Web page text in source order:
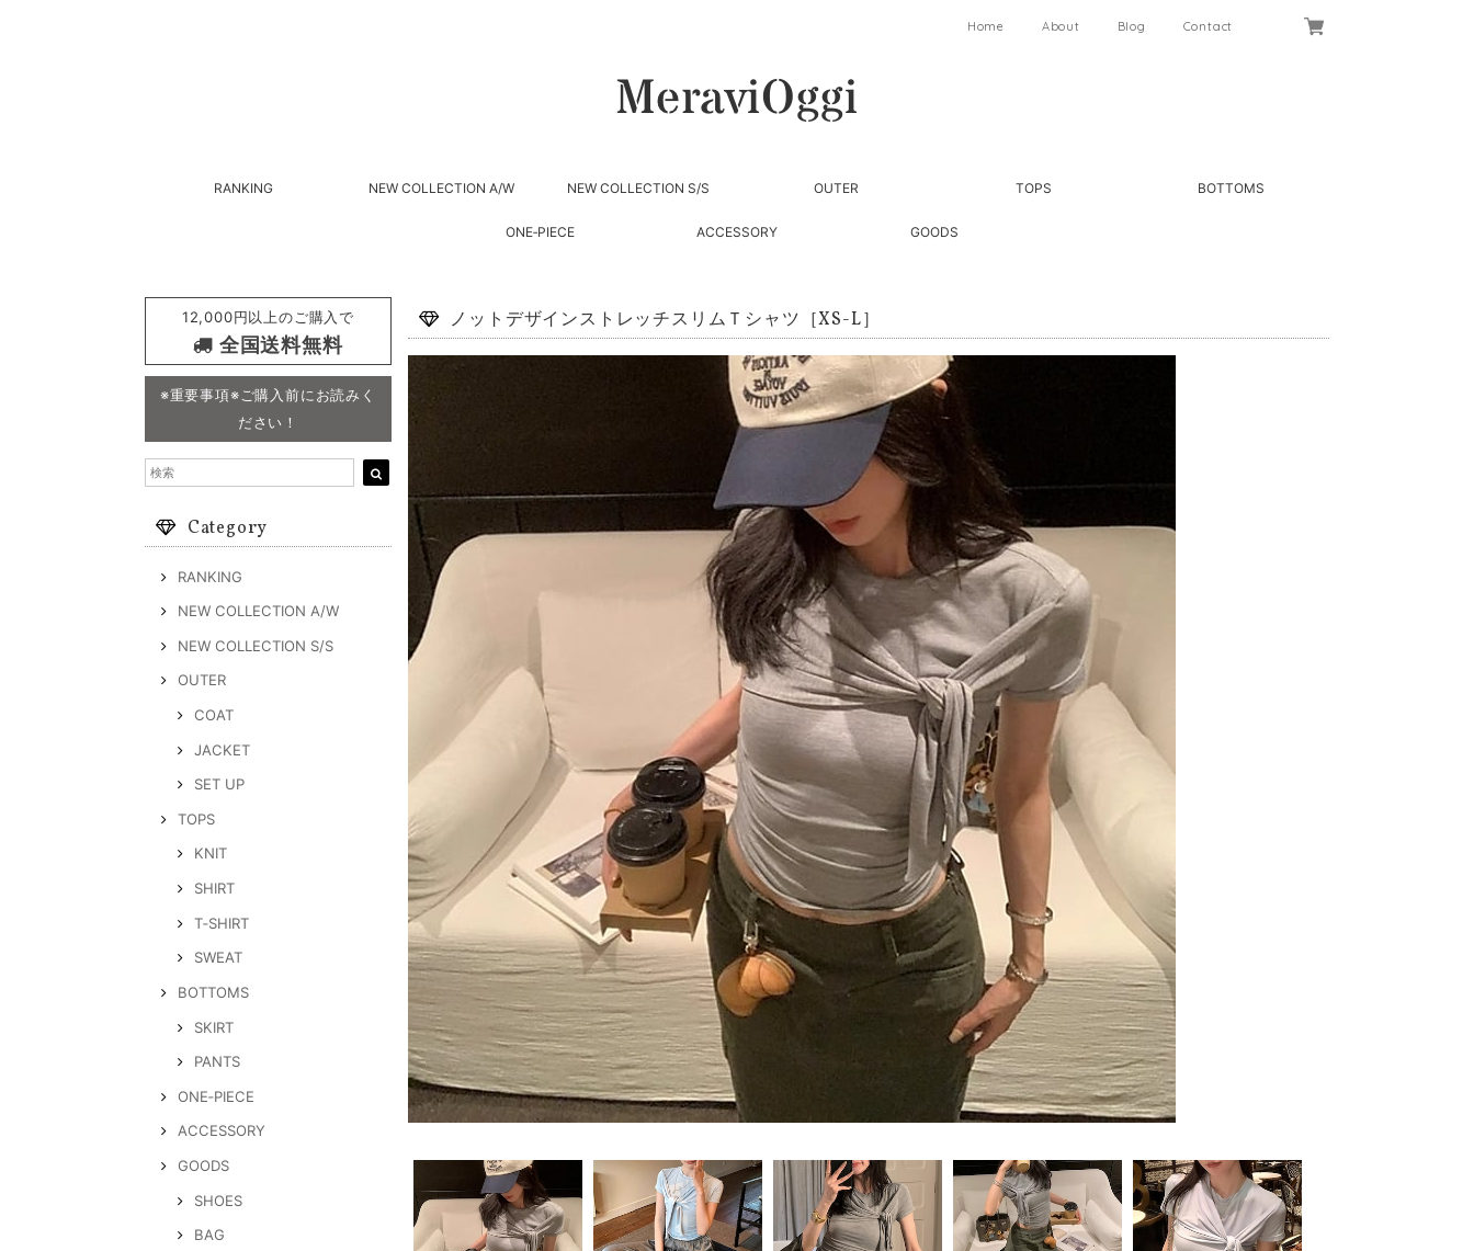
Home About Blog Contact
RANKING NEW COLLECTION A/W NEW COLLECTION S/S OUTER TOPS BOTTOMS
ONE‐PIECE ACCESSORY GOODS
12,000円以上のご購入で
全国送料無料
※重要事項※ご購入前にお読みく
ださい！
Category
RANKING
NEW COLLECTION A/W
NEW COLLECTION S/S
OUTER
COAT
JACKET
SET UP
TOPS
KNIT
SHIRT
T‐SHIRT
SWEAT
BOTTOMS
SKIRT
PANTS
ONE‐PIECE
ACCESSORY
GOODS
SHOES
BAG
ノットデザインストレッチスリムＴシャツ［XS-L］